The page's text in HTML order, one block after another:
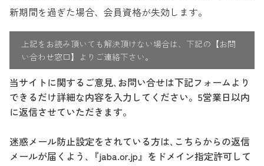
新期間を過ぎた場合、会員資格が失効します。
上記をお読み頂いても解決頂けない場合は、下記の【お問
い合わせ窓口】よりご連絡下さい。
当サイトに関するご意見､お問い合せは下記フォームより
できるだけ詳細な内容を入力してください。5営業日以内
に返信させていただきます。
迷惑メール防止設定をされている方は､こちらからの返信
メールが届くよう､『jaba.or.jp』をドメイン指定許可して